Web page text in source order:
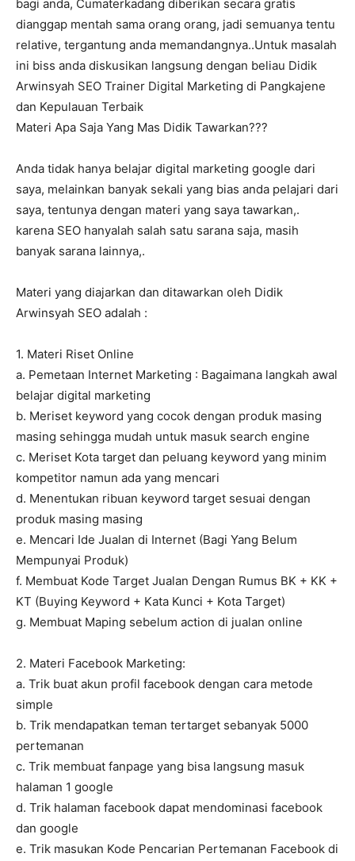
bagi anda, Cumaterkadang diberikan secara gratis
dianggap mentah sama orang orang, jadi semuanya tentu
relative, tergantung anda memandangnya..Untuk masalah
ini biss anda diskusikan langsung dengan beliau Didik
Arwinsyah SEO Trainer Digital Marketing di Pangkajene
dan Kepulauan Terbaik
Materi Apa Saja Yang Mas Didik Tawarkan???
Anda tidak hanya belajar digital marketing google dari
saya, melainkan banyak sekali yang bias anda pelajari dari
saya, tentunya dengan materi yang saya tawarkan,.
karena SEO hanyalah salah satu sarana saja, masih
banyak sarana lainnya,.
Materi yang diajarkan dan ditawarkan oleh Didik
Arwinsyah SEO adalah :
1. Materi Riset Online
a. Pemetaan Internet Marketing : Bagaimana langkah awal
belajar digital marketing
b. Meriset keyword yang cocok dengan produk masing
masing sehingga mudah untuk masuk search engine
c. Meriset Kota target dan peluang keyword yang minim
kompetitor namun ada yang mencari
d. Menentukan ribuan keyword target sesuai dengan
produk masing masing
e. Mencari Ide Jualan di Internet (Bagi Yang Belum
Mempunyai Produk)
f. Membuat Kode Target Jualan Dengan Rumus BK + KK +
KT (Buying Keyword + Kata Kunci + Kota Target)
g. Membuat Maping sebelum action di jualan online
2. Materi Facebook Marketing:
a. Trik buat akun profil facebook dengan cara metode
simple
b. Trik mendapatkan teman tertarget sebanyak 5000
pertemanan
c. Trik membuat fanpage yang bisa langsung masuk
halaman 1 google
d. Trik halaman facebook dapat mendominasi facebook
dan google
e. Trik masukan Kode Pencarian Pertemanan Facebook di